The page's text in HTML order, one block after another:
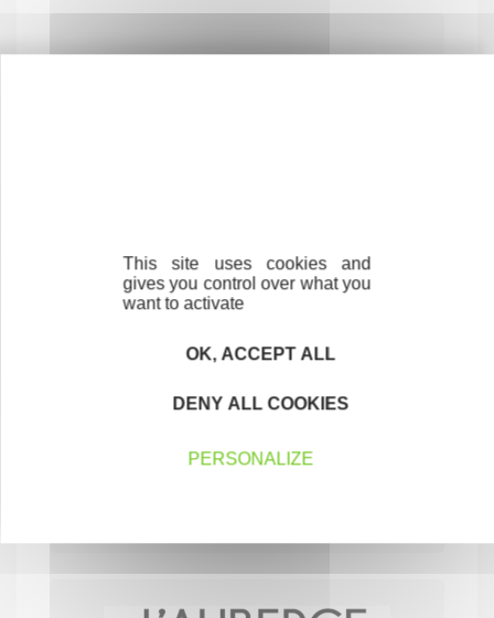
76290 MONTIVILLIERS
ATELIER CONCEPT ARTHUR BONNET
This site uses cookies and
gives you control over what you
want to activate
OK, ACCEPT ALL
DENY ALL COOKIES
PERSONALIZE